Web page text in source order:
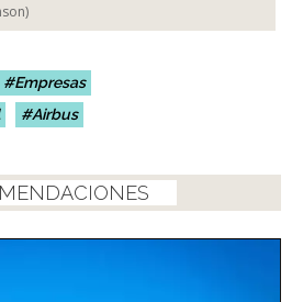
Empresas
Airbus